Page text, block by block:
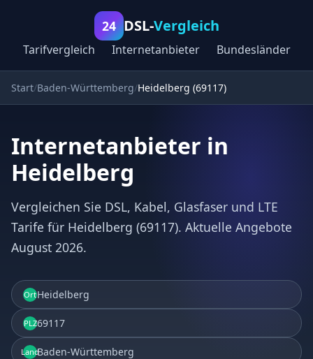
24 DSL-Vergleich
Tarifvergleich Internetanbieter Bundesländer
Start Baden-Württemberg Heidelberg (69117)
Internetanbieter in
Heidelberg
Vergleichen Sie DSL, Kabel, Glasfaser und LTE
Tarife für Heidelberg (69117). Aktuelle Angebote
August 2026.
OrtHeidelberg
PLZ69117
LandBaden-Württemberg